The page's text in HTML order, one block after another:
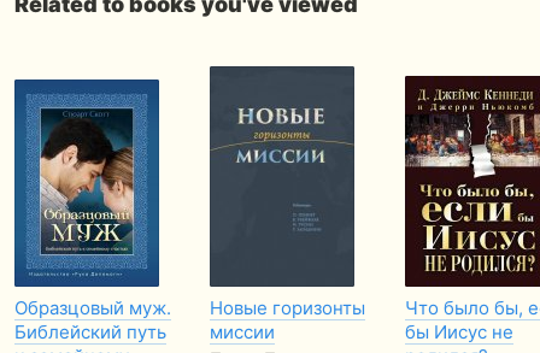
Образцовый муж.
Библейский путь
Новые горизонты
миссии
Что было бы,
бы Иисус не